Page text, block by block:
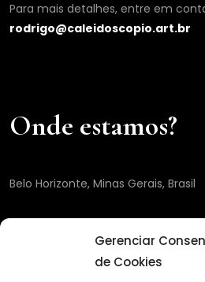
Gerenciar
de Cookies
Para mais detalhes, entre em
rodrigo@caleidoscopio.art.br
Onde estamos?
Belo Horizonte, Minas Gerais, Brasil